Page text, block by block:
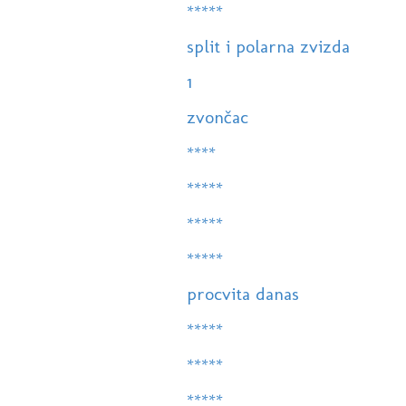
*****
split i polarna zvizda
1
zvončac
****
*****
*****
*****
procvita danas
*****
*****
*****